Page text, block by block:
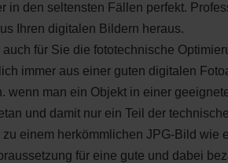
den seltensten Fällen perfekt.
Ihren digitalen Bildern heraus.
für Sie die fototechnische
immer aus einer guten digitalen
man ein Objekt in einer
und damit nur ein Teil der
einem herkömmlichen JPG-Bild wie
für eine gute und dabei